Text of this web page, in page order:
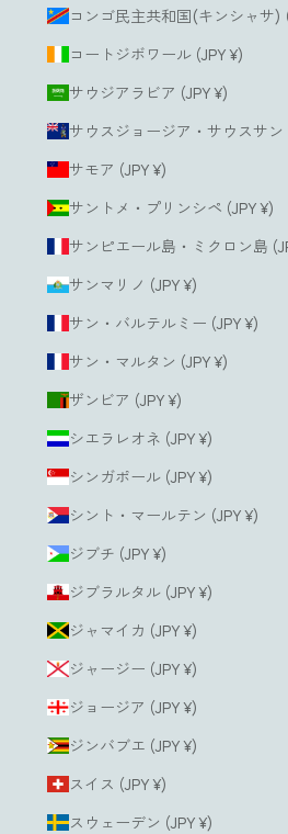
コンゴ民主共和国(キンシャサ)
コートジボワール (JPY ¥)
サウジアラビア (JPY ¥)
サウスジョージア・サウスサン
サモア (JPY ¥)
サントメ・プリンシペ (JPY ¥)
サンピエール島・ミクロン島
サンマリノ (JPY ¥)
サン・バルテルミー (JPY ¥)
サン・マルタン (JPY ¥)
ザンビア (JPY ¥)
シエラレオネ (JPY ¥)
シンガポール (JPY ¥)
シント・マールテン (JPY ¥)
ジブチ (JPY ¥)
ジブラルタル (JPY ¥)
ジャマイカ (JPY ¥)
ジャージー (JPY ¥)
ジョージア (JPY ¥)
ジンバブエ (JPY ¥)
スイス (JPY ¥)
スウェーデン (JPY ¥)